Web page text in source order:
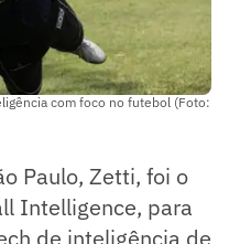
com foco no futebol (Foto:
Paulo, Zetti, foi o
Intelligence, para